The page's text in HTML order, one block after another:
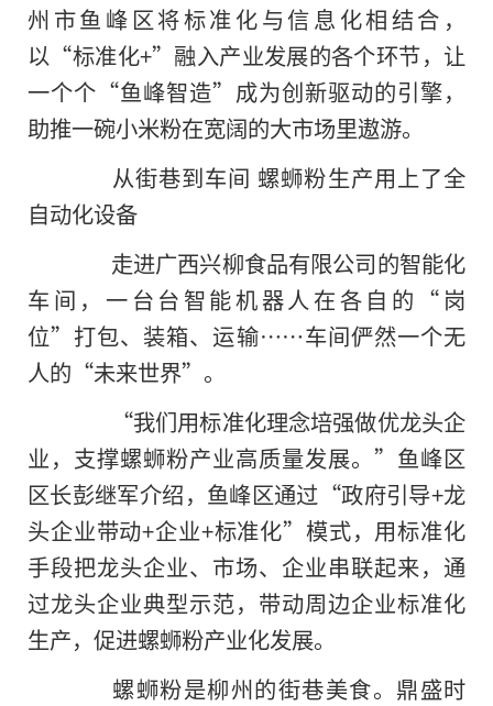
州市鱼峰区将标准化与信息化相结合，
以“标准化+”融入产业发展的各个环节，让
一个个“鱼峰智造”成为创新驱动的引擎，
助推一碗小米粉在宽阔的大市场里遨游。
从街巷到车间 螺蛳粉生产用上了全
自动化设备
走进广西兴柳食品有限公司的智能化
车间，一台台智能机器人在各自的“岗
位”打包、装箱、运输……车间俨然一个无
人的“未来世界”。
“我们用标准化理念培强做优龙头企
业，支撑螺蛳粉产业高质量发展。”鱼峰区
区长彭继军介绍，鱼峰区通过“政府引导+龙
头企业带动+企业+标准化”模式，用标准化
手段把龙头企业、市场、企业串联起来，通
过龙头企业典型示范，带动周边企业标准化
生产，促进螺蛳粉产业化发展。
螺蛳粉是柳州的街巷美食。鼎盛时